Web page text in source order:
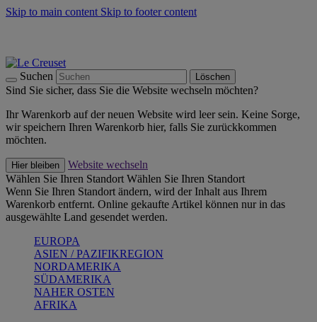
Skip to main content Skip to footer content
Suchen Löschen
Sind Sie sicher, dass Sie die Website wechseln möchten?
Ihr Warenkorb auf der neuen Website wird leer sein. Keine Sorge,
wir speichern Ihren Warenkorb hier, falls Sie zurückkommen
möchten.
Hier bleiben
Website wechseln
Wählen Sie Ihren Standort Wählen Sie Ihren Standort
Wenn Sie Ihren Standort ändern, wird der Inhalt aus Ihrem
Warenkorb entfernt. Online gekaufte Artikel können nur in das
ausgewählte Land gesendet werden.
EUROPA
ASIEN / PAZIFIKREGION
NORDAMERIKA
SÜDAMERIKA
NAHER OSTEN
AFRIKA